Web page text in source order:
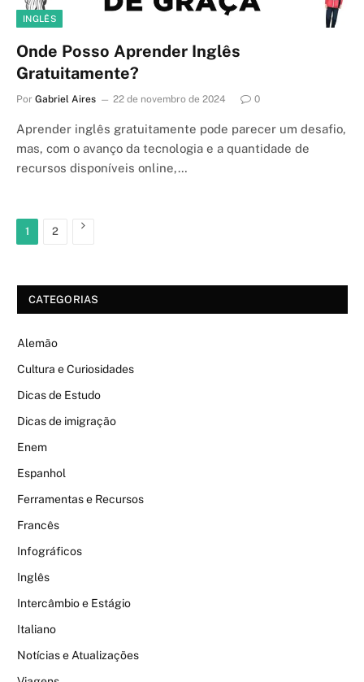
INGLÊS
Onde Posso Aprender Inglês
Gratuitamente?
Por Gabriel Aires 22 de novembro de 2024 0
Aprender inglês gratuitamente pode parecer um desafio,
mas, com o avanço da tecnologia e a quantidade de
recursos disponíveis online,…
1 2 Próximo
CATEGORIAS
Alemão
Cultura e Curiosidades
Dicas de Estudo
Dicas de imigração
Enem
Espanhol
Ferramentas e Recursos
Francês
Infográficos
Inglês
Intercâmbio e Estágio
Italiano
Notícias e Atualizações